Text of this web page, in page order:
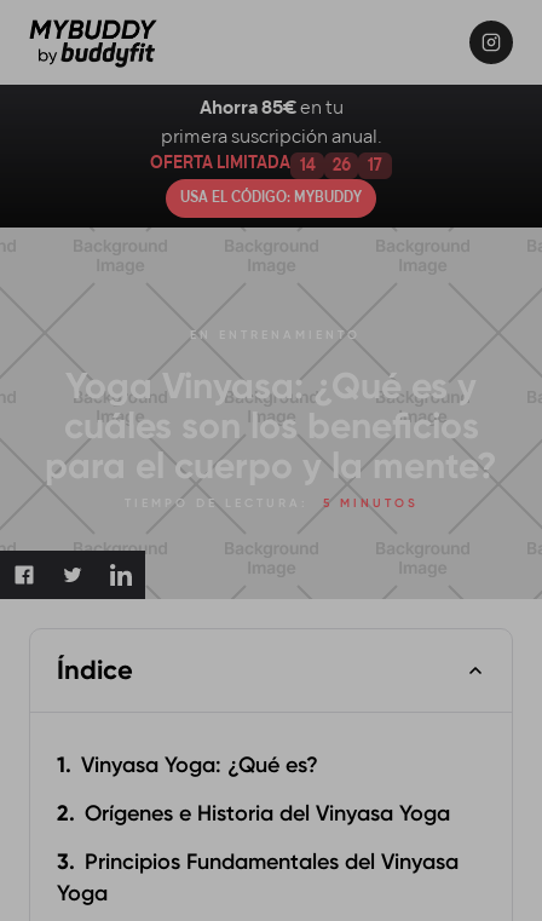
EN ENTRENAMIENTO
Yoga Vinyasa: ¿Qué es y
cuáles son los beneficios
para el cuerpo y la mente?
TIEMPO DE LECTURA: 5 MINUTOS
Índice
Vinyasa Yoga: ¿Qué es?
Orígenes e Historia del Vinyasa Yoga
Principios Fundamentales del Vinyasa
Yoga
Ahorra 85€ en tu
primera suscripción anual.
OFERTA LIMITADA 14 26 16
USA EL CÓDIGO: MYBUDDY